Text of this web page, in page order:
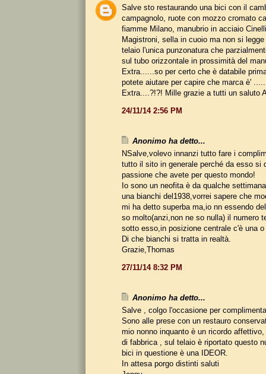
Salve sto restaurando una bici con il
campagnolo, ruote con mozzo cromato
fiamme Milano, manubrio in acciaio
Magistroni, sella in cuoio ma non si
telaio l'unica punzonatura che
sul tubo orizzontale in prossimità del
Extra......so per certo che è databile
potete aiutare per capire che marca è'
Extra....?!?! Mille grazie a tutti un saluto
24/11/14 2:56 PM
Anonimo ha detto...
NSalve,volevo innanzi tutto fare i
tutto il sito in generale perché da esso si
passione che avete per questo mondo!
Io sono un neofita è da qualche
una bianchi del1938,vorrei sapere che
mi ha detto superba ma,io nn essendo
so molto(anzi,non ne so nulla) il numero
sotto esso,in posizione centrale c'è una
Di che bianchi si tratta in realtà.
Grazie,Thomas
27/11/14 8:32 PM
Anonimo ha detto...
Salve , colgo l'occasione per
Sono alle prese con un restauro
mio nonno inquanto è un ricordo
di fabbrica , sul telaio è riportato questo
bici in questione è una IDEOR.
In attesa porgo distinti saluti